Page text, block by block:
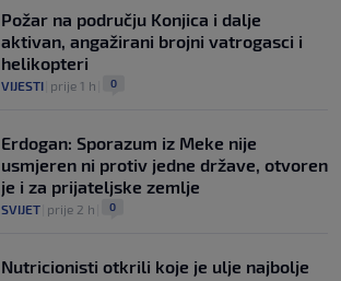
Požar na području Konjica i dalje
aktivan, angažirani brojni vatrogasci i
helikopteri
VIJESTI prije 1 h 0
Erdogan: Sporazum iz Meke nije
usmjeren ni protiv jedne države, otvoren
je i za prijateljske zemlje
SVIJET prije 2 h 0
Nutricionisti otkrili koje je ulje najbolje